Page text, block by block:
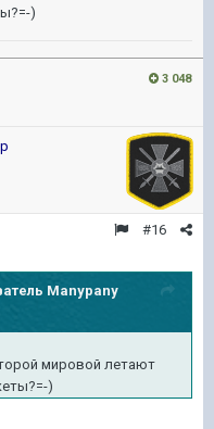
)
3 048
#16
Manypany
мировой летают
)